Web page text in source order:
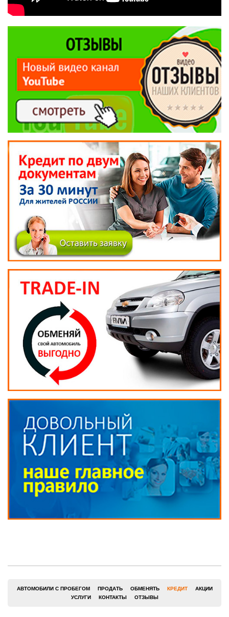
АВТОМОБИЛИ С ПРОБЕГОМ ПРОДАТЬ ОБМЕНЯТЬ КРЕДИТ
АКЦИИ
УСЛУГИ
КОНТАКТЫ ОТЗЫВЫ